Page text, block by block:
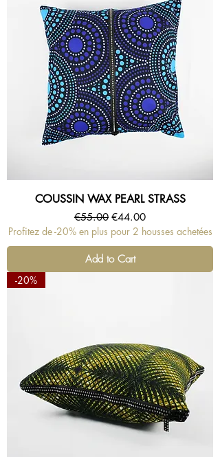
COUSSIN WAX PEARL STRASS
Regular Price
€55.00 Sale Price
€44.00
Profitez de -20% en plus pour 2 housses achetées
Add to Cart
-20%